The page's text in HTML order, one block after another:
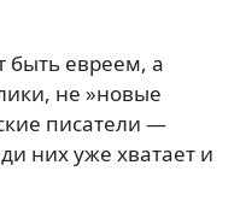
быть евреем, а
не »новые
писатели —
них уже хватает и